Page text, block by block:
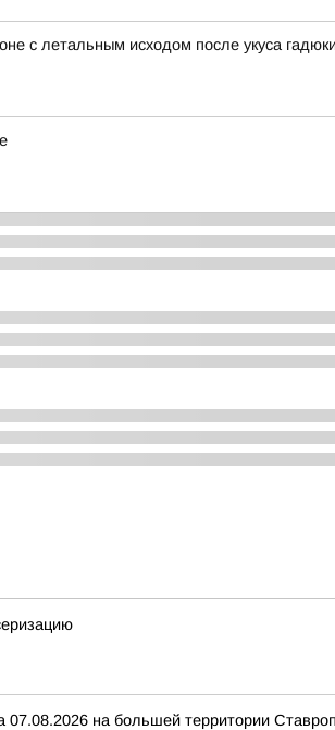
с летальным исходом после укуса
на большей территории